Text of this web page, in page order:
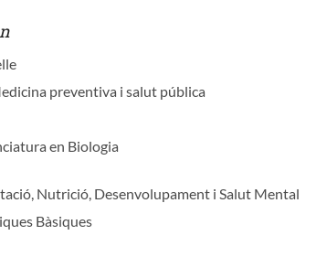
preventiva i salut pública
en Biologia
Nutrició, Desenvolupament i Salut Mental
Bàsiques